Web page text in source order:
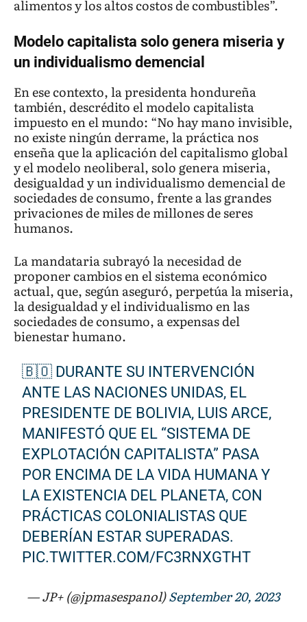
alimentos y los altos costos de combustibles”.
Modelo capitalista solo genera miseria y
un individualismo demencial
En ese contexto, la presidenta hondureña
también, descrédito el modelo capitalista
impuesto en el mundo: “No hay mano invisible,
no existe ningún derrame, la práctica nos
enseña que la aplicación del capitalismo global
y el modelo neoliberal, solo genera miseria,
desigualdad y un individualismo demencial de
sociedades de consumo, frente a las grandes
privaciones de miles de millones de seres
humanos.
La mandataria subrayó la necesidad de
proponer cambios en el sistema económico
actual, que, según aseguró, perpetúa la miseria,
la desigualdad y el individualismo en las
sociedades de consumo, a expensas del
bienestar humano.
🇧🇴 DURANTE SU INTERVENCIÓN
ANTE LAS NACIONES UNIDAS, EL
PRESIDENTE DE BOLIVIA, LUIS ARCE,
MANIFESTÓ QUE EL “SISTEMA DE
EXPLOTACIÓN CAPITALISTA” PASA
POR ENCIMA DE LA VIDA HUMANA Y
LA EXISTENCIA DEL PLANETA, CON
PRÁCTICAS COLONIALISTAS QUE
DEBERÍAN ESTAR SUPERADAS.
PIC.TWITTER.COM/FC3RNXGTHT
— JP+ (@jpmasespanol)September 20, 2023